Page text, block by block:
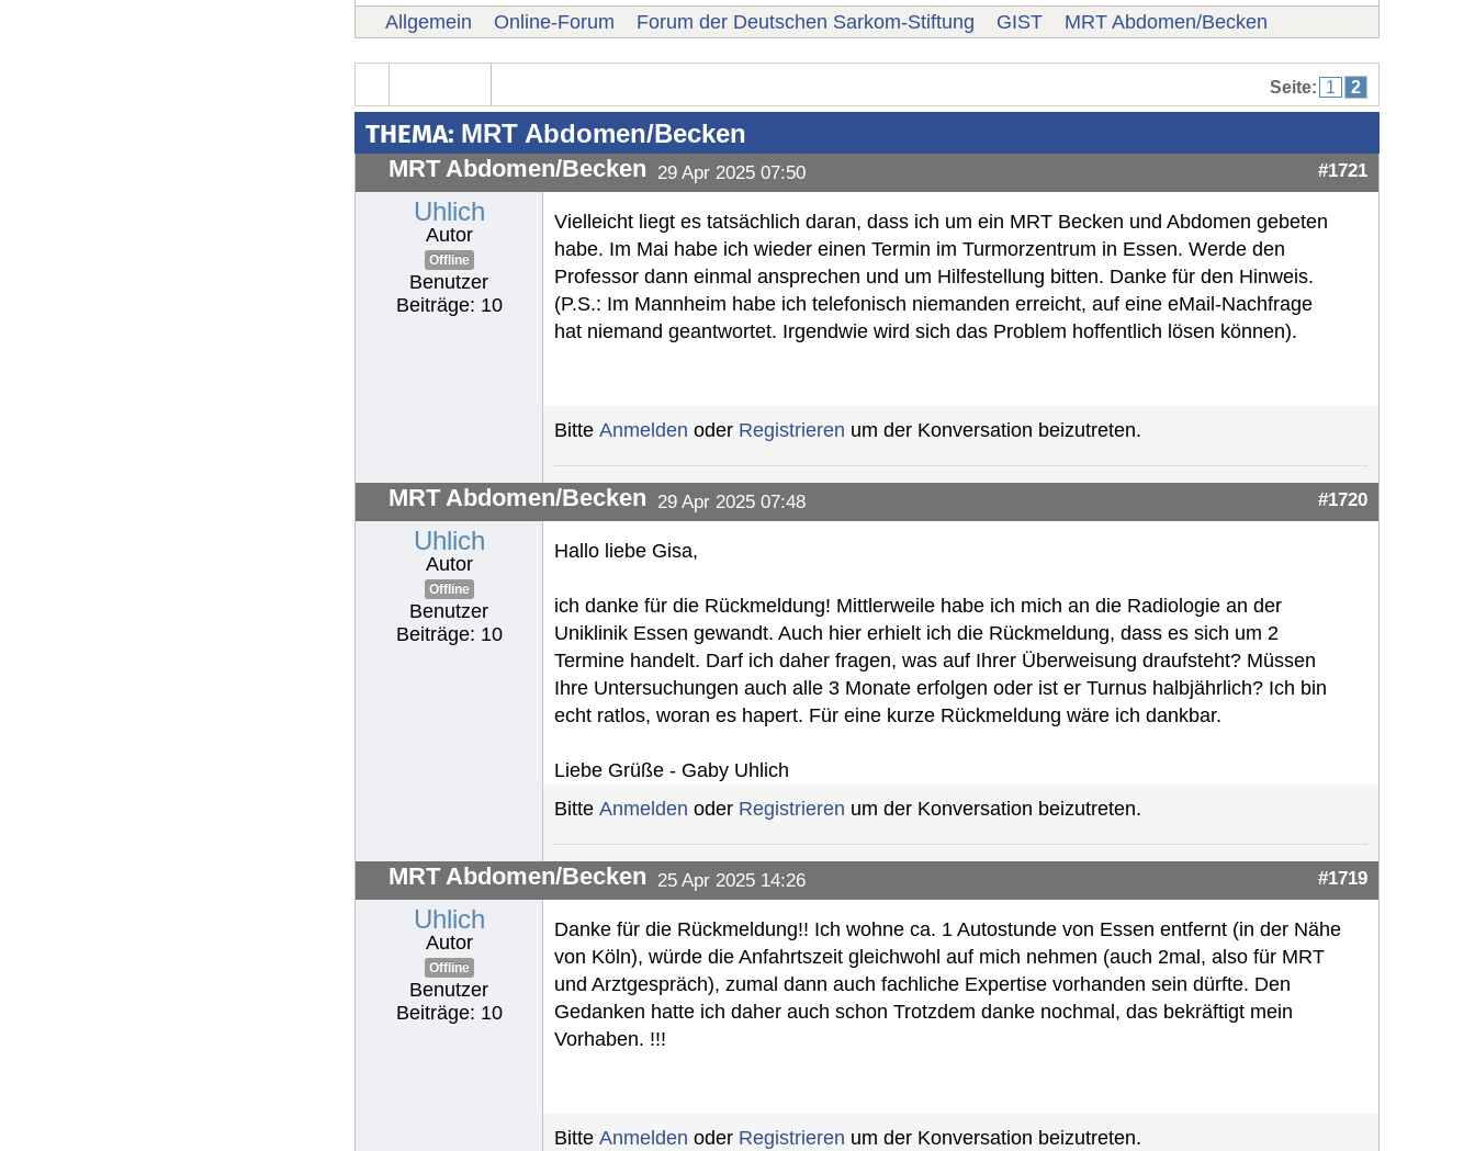
Allgemein Online-Forum Forum der Deutschen Sarkom-Stiftung GIST MRT Abdomen/Becken
Seite: 1 2
THEMA: MRT Abdomen/Becken
MRT Abdomen/Becken 29 Apr 2025 07:50 #1721
Uhlich
Autor
Offline
Benutzer
Beiträge: 10
Vielleicht liegt es tatsächlich daran, dass ich um ein MRT Becken und Abdomen gebeten
habe. Im Mai habe ich wieder einen Termin im Turmorzentrum in Essen. Werde den
Professor dann einmal ansprechen und um Hilfestellung bitten. Danke für den Hinweis.
(P.S.: Im Mannheim habe ich telefonisch niemanden erreicht, auf eine eMail-Nachfrage
hat niemand geantwortet. Irgendwie wird sich das Problem hoffentlich lösen können).
Bitte Anmelden oder Registrieren um der Konversation beizutreten.
MRT Abdomen/Becken 29 Apr 2025 07:48 #1720
Uhlich
Autor
Offline
Benutzer
Beiträge: 10
Hallo liebe Gisa,
ich danke für die Rückmeldung! Mittlerweile habe ich mich an die Radiologie an der
Uniklinik Essen gewandt. Auch hier erhielt ich die Rückmeldung, dass es sich um 2
Termine handelt. Darf ich daher fragen, was auf Ihrer Überweisung draufsteht? Müssen
Ihre Untersuchungen auch alle 3 Monate erfolgen oder ist er Turnus halbjährlich? Ich bin
echt ratlos, woran es hapert. Für eine kurze Rückmeldung wäre ich dankbar.
Liebe Grüße - Gaby Uhlich
Bitte Anmelden oder Registrieren um der Konversation beizutreten.
MRT Abdomen/Becken 25 Apr 2025 14:26 #1719
Uhlich
Autor
Offline
Benutzer
Beiträge: 10
Danke für die Rückmeldung!! Ich wohne ca. 1 Autostunde von Essen entfernt (in der Nähe
von Köln), würde die Anfahrtszeit gleichwohl auf mich nehmen (auch 2mal, also für MRT
und Arztgespräch), zumal dann auch fachliche Expertise vorhanden sein dürfte. Den
Gedanken hatte ich daher auch schon Trotzdem danke nochmal, das bekräftigt mein
Vorhaben. !!!
Bitte Anmelden oder Registrieren um der Konversation beizutreten.